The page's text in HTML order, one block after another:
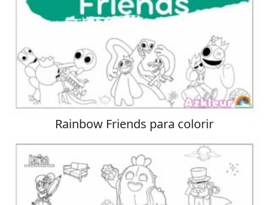
Rainbow Friends para colorir